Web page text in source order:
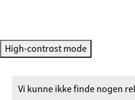
High-contrast mode
Vi kunne ikke finde nogen